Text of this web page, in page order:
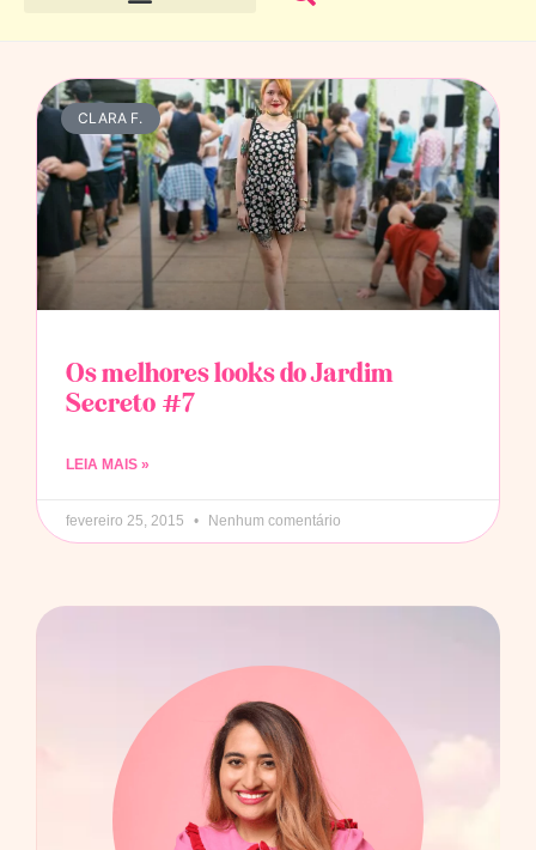
CLARA F.
Os melhores looks do Jardim
Secreto #7
LEIA MAIS »
fevereiro 25, 2015 Nenhum comentário